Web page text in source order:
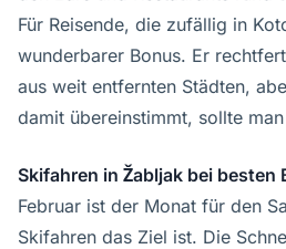
Für Reisende, die zufällig in
wunderbarer Bonus. Er
aus weit entfernten Städten,
damit übereinstimmt, sollte
Skifahren in Žabljak bei besten
Februar ist der Monat für den
Skifahren das Ziel ist. Die